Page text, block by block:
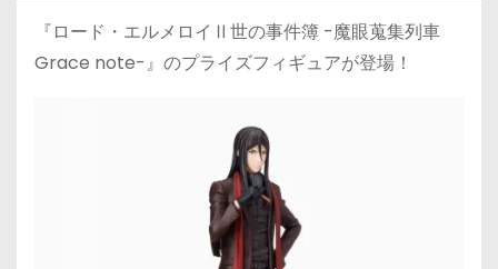
『ロード・エルメロイⅡ世の事件簿 -魔眼蒐集列車
Grace note-』のプライズフィギュアが登場！